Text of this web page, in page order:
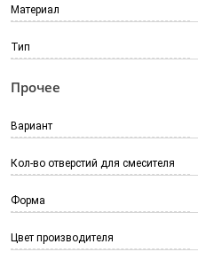
Материал
Тип
Прочее
Вариант
Кол-во отверстий для смесителя
Форма
Цвет производителя